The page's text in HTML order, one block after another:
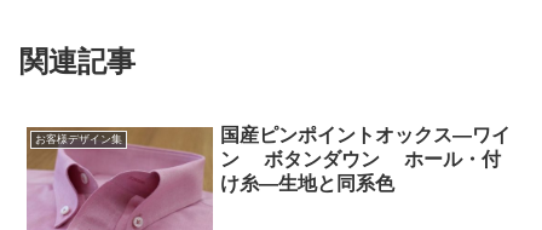
関連記事
お客様デザイン集
国産ピンポイントオックス―ワイ
ン ボタンダウン ホール・付
け糸―生地と同系色